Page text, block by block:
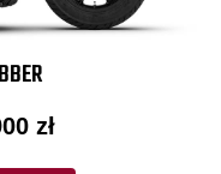
zł